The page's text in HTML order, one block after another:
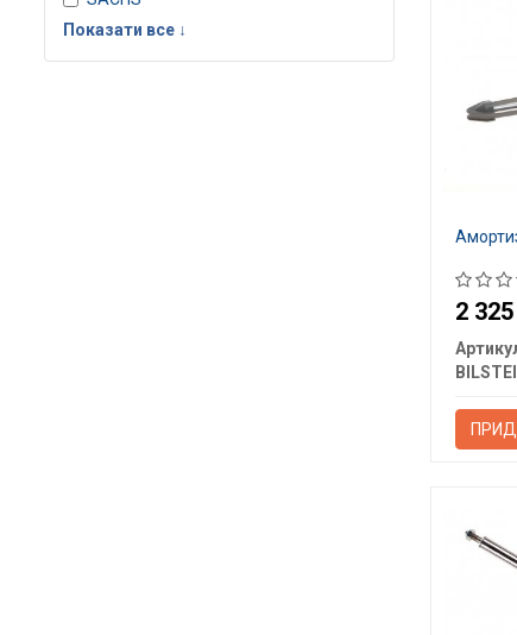
Показати все ↓
2 325